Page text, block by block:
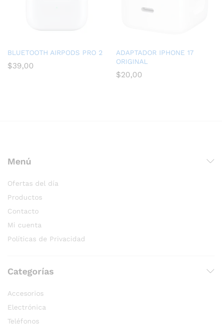
BLUETOOTH AIRPODS PRO 2
$39,00
ADAPTADOR IPHONE 17
ORIGINAL
$20,00
Menú
Ofertas del día
Productos
Contacto
Mi cuenta
Políticas de Privacidad
Categorías
Accesorios
Electrónica
Teléfonos